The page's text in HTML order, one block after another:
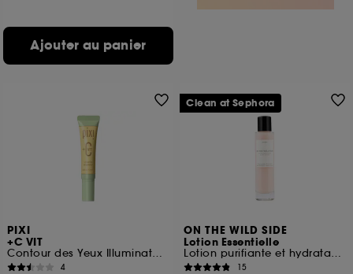
Ajouter au panier
PIXI
+C VIT
Contour des Yeux Illuminateur
4
ON THE WILD SIDE
Lotion Essentielle
Lotion purifiante et hydratante
15
Clean at Sephora